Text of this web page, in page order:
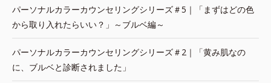
パーソナルカラーカウンセリングシリーズ＃5｜「まずはどの色
から取り入れたらいい？」～ブルベ編～
パーソナルカラーカウンセリングシリーズ＃2｜「黄み肌なの
に、ブルベと診断されました」